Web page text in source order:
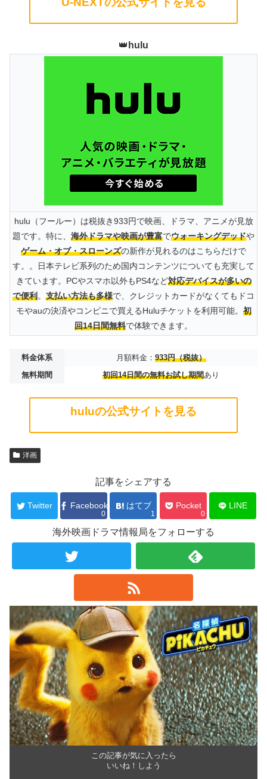
👑 hulu
hulu（フールー）は税抜き933円で映画、ドラマ、アニメが見放
題です。特に、 海外ドラマや映画が豊富でウォーキングデッドや
ゲーム・オブ・スローンズの新作が見れるのはこちらだけで
す。。日本テレビ系列のため国内コンテンツについても充実して
きています。PCやスマホ以外もPS4など対応デバイスが多いの
で便利。 支払い方法も多様で、クレジットカードがなくてもドコ
モやauの決済やコンビニで買えるHuluチケットを利用可能。 初
回14日間無料で体験できます。
料金体系 月額料金： 933円（税抜）
無料期間
初回14日間の無料お試し期間あり
huluの公式サイトを見る
洋画
記事をシェアする
Twitter Facebook
0
はてブ
1
Pocket
0
LINE
海外映画ドラマ情報局をフォローする
この記事が気に入ったら
いいね！しよう